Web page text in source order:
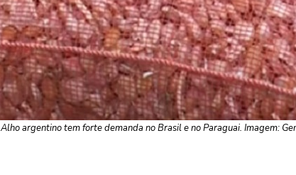
Alho argentino tem forte demanda no Brasil e no Paraguai. Imagem: